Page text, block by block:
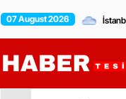
07 August 2026